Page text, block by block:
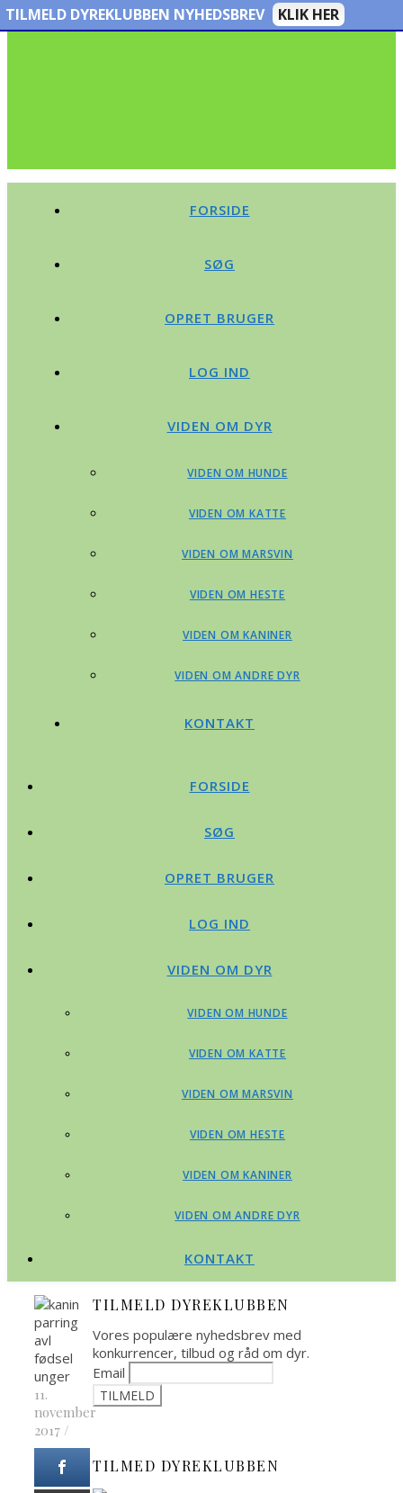
FORSIDE
SØG
OPRET BRUGER
LOG IND
VIDEN OM DYR
VIDEN OM HUNDE
VIDEN OM KATTE
VIDEN OM MARSVIN
VIDEN OM HESTE
VIDEN OM KANINER
VIDEN OM ANDRE DYR
KONTAKT
FORSIDE
SØG
OPRET BRUGER
LOG IND
VIDEN OM DYR
VIDEN OM HUNDE
VIDEN OM KATTE
VIDEN OM MARSVIN
VIDEN OM HESTE
VIDEN OM KANINER
VIDEN OM ANDRE DYR
KONTAKT
11.
november
2017 /
TILMELD DYREKLUBBEN
Vores populære nyhedsbrev med
konkurrencer, tilbud og råd om dyr.
Email
TILMED DYREKLUBBEN
TILMELD DYREKLUBBEN NYHEDSBREV KLIK HER